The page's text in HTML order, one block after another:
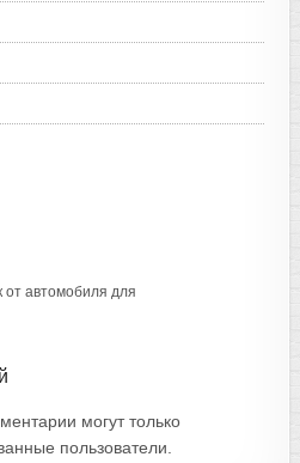
от автомобиля для
могут только
пользователи.